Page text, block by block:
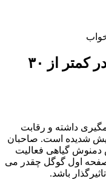
???? افزایش بازدید سایت در کمتر از ۳۰
داشته و رقابت
شدیده است. صاحبان
دمنوش گیاهی فعالیت
صفحه اول گوگل چقدر می
باشد.